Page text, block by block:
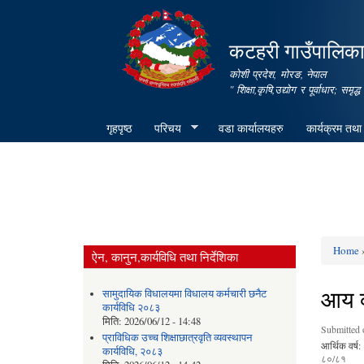
कटहरी
कोशी प्रदेश, मोरङ, नेपाल
" शिक्षा,कृषि,उद्योग र पूर्वाधार;
गृहपृष्ठ परिचय वडा कार्यालयहरु कार्यक्रम तथा
ऐन, कानुन,कार्यविधि तथा निर्देशिका
सामुदायिक विधालयमा विधालय कर्मचारी छनैट
कार्यविधि २०८३
मिति: 2026/06/12 - 14:48
प्राविधिक उच्च शिक्षाछात्रवृति व्यवस्थापन
कार्यविधि, २०८३
Home
आय
Submitted
आर्थिक वर्ष:
८०/८१